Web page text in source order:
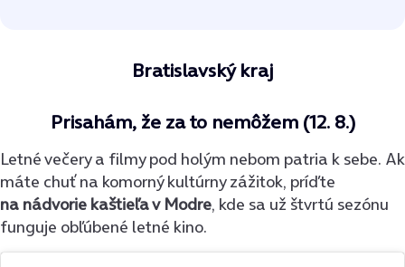
Bratislavský kraj
Prisahám, že za to nemôžem (12. 8.)
Letné večery a filmy pod holým nebom patria k sebe. Ak
máte chuť na komorný kultúrny zážitok, príďte
na nádvorie kaštieľa v Modre, kde sa už štvrtú sezónu
funguje obľúbené letné kino.